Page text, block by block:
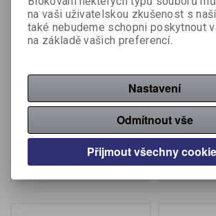
Rychlovazač A4 plastový
Výrobce:Karton P+P
409050
52,50 Kč (bez DPH:)
Koupit
s kapsou -
Výrobce:
Katalogové
52,50 Kč
na vaši uživatelskou zkušenost s
také nebudeme schopni poskytnout
na základě vašich preferencí.
Nastavení
Odmítnout vše
Přijmout všechny